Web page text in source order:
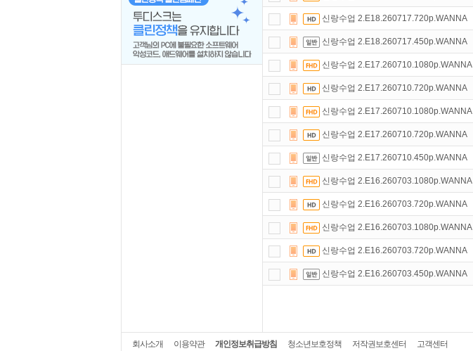
신랑수업 2.E18.260717.720p.WANNA
신랑수업 2.E18.260717.450p.WANNA
신랑수업 2.E17.260710.1080p.WANNA
신랑수업 2.E17.260710.720p.WANNA
신랑수업 2.E17.260710.1080p.WANNA
신랑수업 2.E17.260710.720p.WANNA
신랑수업 2.E17.260710.450p.WANNA
신랑수업 2.E16.260703.1080p.WANNA
신랑수업 2.E16.260703.720p.WANNA
신랑수업 2.E16.260703.1080p.WANNA
신랑수업 2.E16.260703.720p.WANNA
신랑수업 2.E16.260703.450p.WANNA
회사소개 이용약관 개인정보취급방침 청소년보호정책 저작권보호센터 고객센터